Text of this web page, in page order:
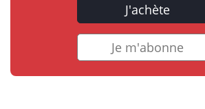
J'achète
Je m'abonne